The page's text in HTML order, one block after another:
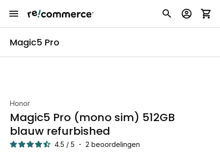
Magic5 Pro
Honor
Magic5 Pro (mono sim) 512GB
blauw refurbished
4.5 / 5 - 2 beoordelingen